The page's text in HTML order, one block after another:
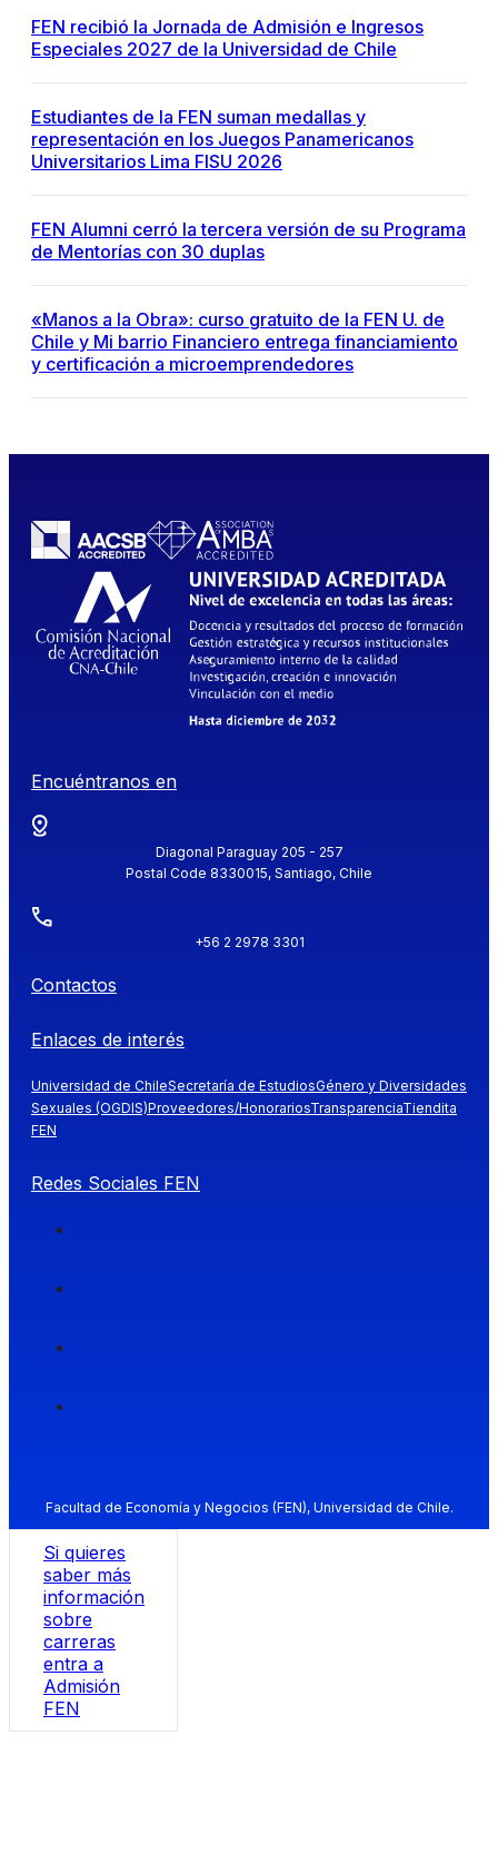
FEN recibió la Jornada de Admisión e Ingresos
Especiales 2027 de la Universidad de Chile
Estudiantes de la FEN suman medallas y
representación en los Juegos Panamericanos
Universitarios Lima FISU 2026
FEN Alumni cerró la tercera versión de su Programa
de Mentorías con 30 duplas
«Manos a la Obra»: curso gratuito de la FEN U. de
Chile y Mi barrio Financiero entrega financiamiento
y certificación a microemprendedores
Encuéntranos en
Diagonal Paraguay 205 - 257
Postal Code 8330015, Santiago, Chile
+56 2 2978 3301
Contactos
Enlaces de interés
Universidad de ChileSecretaría de EstudiosGénero y Diversidades
Sexuales (OGDIS)Proveedores/HonorariosTransparenciaTiendita
FEN
Redes Sociales FEN
Facultad de Economía y Negocios (FEN), Universidad de Chile.
Si quieres
saber más
información
sobre
carreras
entra a
Admisión
FEN